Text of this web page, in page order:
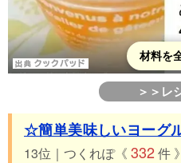
材料を
＞＞レ
☆簡単美味しいヨーグ
13位｜つくれぽ《 332 件 》